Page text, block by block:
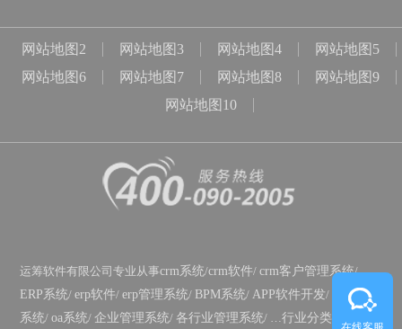
网站地图2 网站地图3 网站地图4
网站地图5
网站地图6
网站地图7 网站地图8
网站地图9
网站地图10
运筹软件有限公司专业从事crm系统/crm软件/crm客户管理系统/
ERP系统/erp软件/erp管理系统/ BPM系统/ APP软件开发/
政务OA
系统/oa系统/ 企业管理系统/ 各行业管理系统/ …行业分类